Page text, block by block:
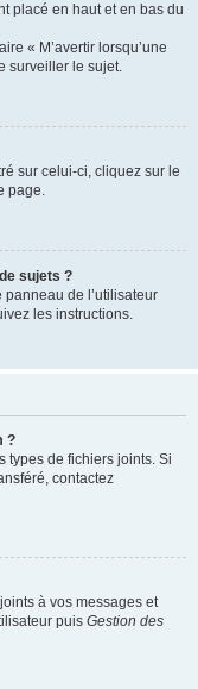
placé en haut et en bas du
« M’avertir lorsqu’une
surveiller le sujet.
sur celui-ci, cliquez sur le
page.
sujets ?
de l’utilisateur
les instructions.
?
types de fichiers joints. Si
contactez
à vos messages et
puis Gestion des